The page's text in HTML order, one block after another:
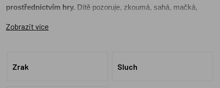
prostřednictvím hry. Dítě pozoruje, zkoumá, sahá, mačká,
Sensory Play
Senzorické hračky pro rozvoj zraku
Zobrazit více
Zrak Sluch